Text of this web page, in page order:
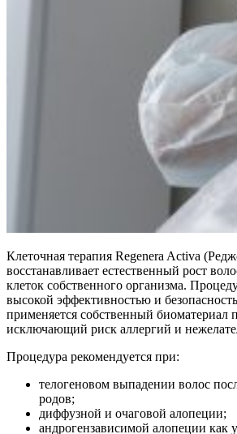
Клеточная терапия Regenera Activa
восстанавливает естественный рост
клеток собственного организма.
высокой эффективностью и
применяется собственный биоматериал
исключающий риск аллергий и
Процедура рекомендуется при:
телогеновом выпадении волос
родов;
диффузной и очаговой алопеции;
андрогензависимой алопеции как